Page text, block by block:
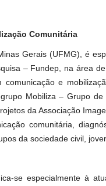
Comunitária
Gerais (UFMG), é
– Fundep, na área
e
Mobiliza – Grupo
da Associação
comunitária,
da sociedade civil,
se especialmente à